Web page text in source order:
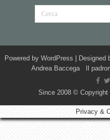
Powered by WordPress | Designed
Andrea Baccega Il
Since 2008 © Copyright
Privacy &